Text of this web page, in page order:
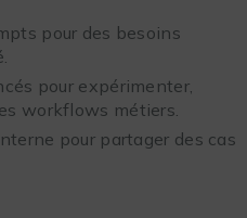
pour des besoins
pour expérimenter,
workflows métiers.
pour partager des cas